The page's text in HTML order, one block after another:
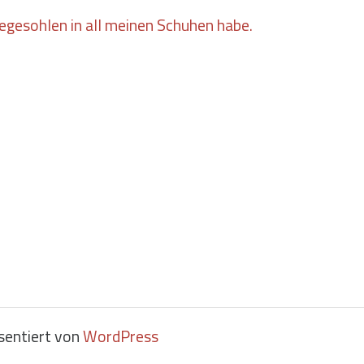
in all meinen Schuhen habe.
vonWordPress